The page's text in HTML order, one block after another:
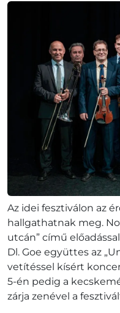
Az idei fesztiválon az
hallgathatnak meg.
utcán” című
Dl. Goe együttes az
vetítéssel kísért
5-én pedig a
zárja zenével a